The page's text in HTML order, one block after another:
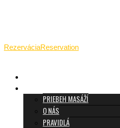
RezerváciaReservation
PRIEBEH MASÁŽÍ
O NÁS
PRAVIDLÁ